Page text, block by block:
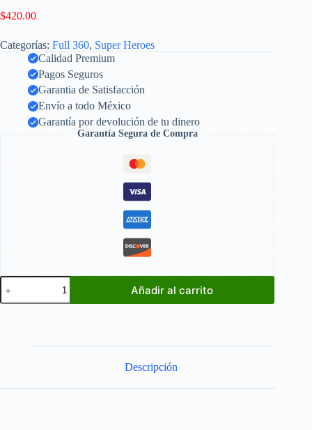
$420.00
Categorías: Full 360, Super Heroes
Calidad Premium
Pagos Seguros
Garantia de Satisfacción
Envío a todo México
Garantía por devolución de tu dinero
Garantía Segura de Compra
Cuatro
Fantásticos
FULL
Añadir al carrito
Descripción